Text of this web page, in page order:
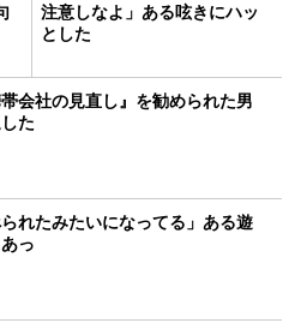
注意しなよ」ある呟きにハッ
とした
会社の見直し』を勧められた男
た
られたみたいになってる」ある遊
っ